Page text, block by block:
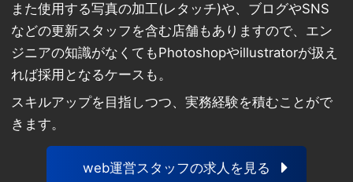
また使用する写真の加工(レタッチ)や、ブログやSNS
などの更新スタッフを含む店舗もありますので、エン
ジニアの知識がなくてもPhotoshopやillustratorが扱え
れば採用となるケースも。
スキルアップを目指しつつ、実務経験を積むことがで
きます。
web運営スタッフの求人を見る